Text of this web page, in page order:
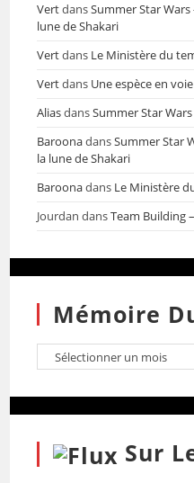
VertdansSummer Star Wars
lune de Shakari
Vertdans Le Ministère du
Vertdans Une espèce en
AliasdansSummer Star
BaroonadansSummer Star
la lune de Shakari
Baroonadans Le Ministère
Jourdan dansTeam Building
Mémoire
Sur